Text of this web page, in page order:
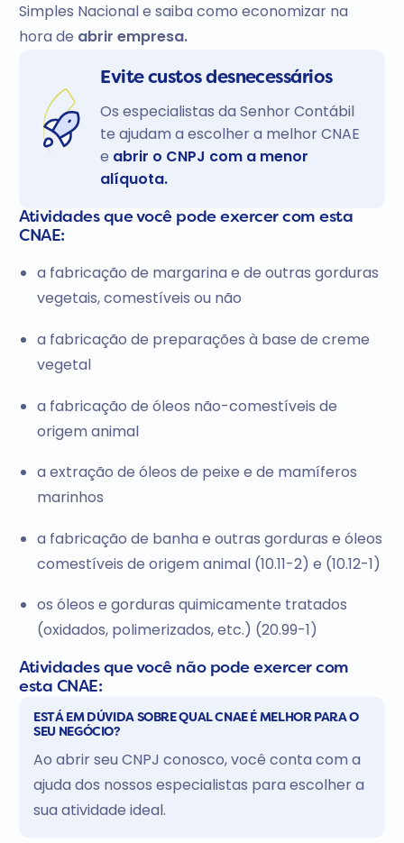
Simples Nacional e saiba como economizar na
hora de abrir empresa.
Evite custos desnecessários
Os especialistas da Senhor Contábil
te ajudam a escolher a melhor CNAE
e abrir o CNPJ com a menor
alíquota.
Atividades que você pode exercer com esta
CNAE:
a fabricação de margarina e de outras gorduras
vegetais, comestíveis ou não
a fabricação de preparações à base de creme
vegetal
a fabricação de óleos não-comestíveis de
origem animal
a extração de óleos de peixe e de mamíferos
marinhos
a fabricação de banha e outras gorduras e óleos
comestíveis de origem animal (10.11-2) e (10.12-1)
os óleos e gorduras quimicamente tratados
(oxidados, polimerizados, etc.) (20.99-1)
Atividades que você não pode exercer com
esta CNAE:
ESTÁ EM DÚVIDA SOBRE QUAL CNAE É MELHOR PARA O
SEU NEGÓCIO?
Ao abrir seu CNPJ conosco, você conta com a
ajuda dos nossos especialistas para escolher a
sua atividade ideal.